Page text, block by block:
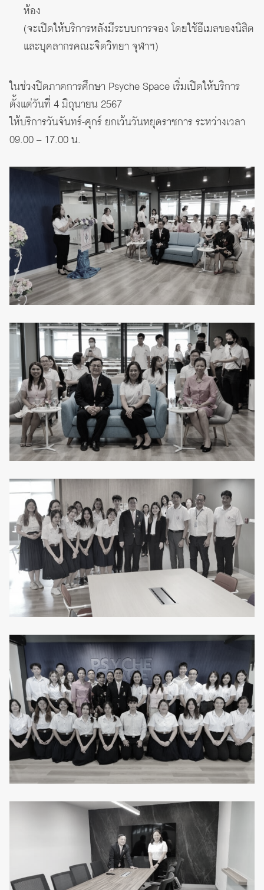
ห้อง
(จะเปิดให้บริการหลังมีระบบการจอง โดยใช้อีเมลของนิสิต
และบุคลากรคณะจิตวิทยา จุฬาฯ)
ในช่วงปิดภาคการศึกษา Psyche Space เริ่มเปิดให้บริการ
ตั้งแต่วันที่ 4 มิถุนายน 2567
ให้บริการวันจันทร์-ศุกร์ ยกเว้นวันหยุดราชการ ระหว่างเวลา
09.00 – 17.00 น.